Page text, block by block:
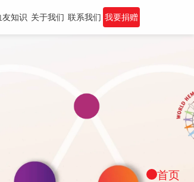
友知识 关于我们 联系我们 我要捐赠
首页